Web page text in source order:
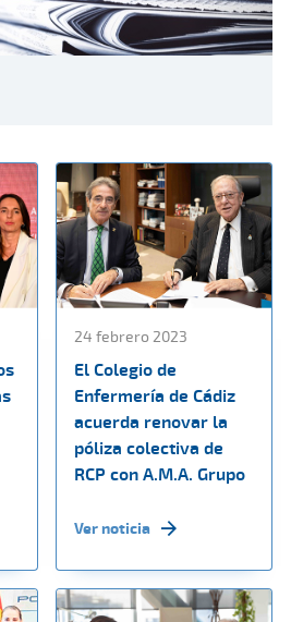
24 febrero 2023
El Colegio de
Enfermería de Cádiz
acuerda renovar la
póliza colectiva de
RCP con A.M.A. Grupo
Ver noticia